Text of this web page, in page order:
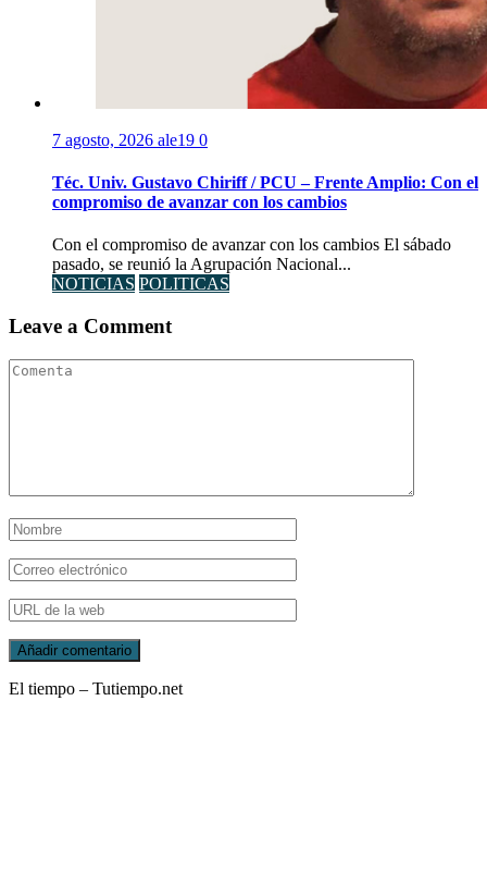
7 agosto, 2026 ale19 0
Téc. Univ. Gustavo Chiriff / PCU – Frente Amplio: Con el
compromiso de avanzar con los cambios
Con el compromiso de avanzar con los cambios El sábado
pasado, se reunió la Agrupación Nacional...
NOTICIAS POLITICAS
Leave a Comment
El tiempo – Tutiempo.net